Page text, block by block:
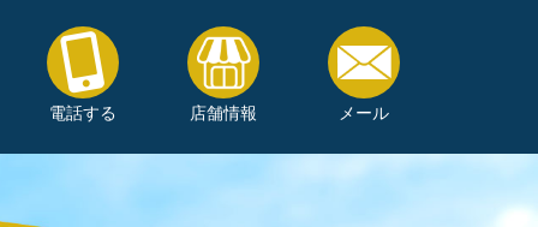
電話する 店舗情報 メール